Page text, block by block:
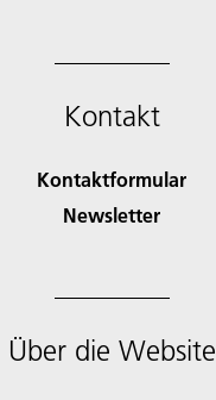
Kontakt
Kontaktformular
Newsletter
Über die Website